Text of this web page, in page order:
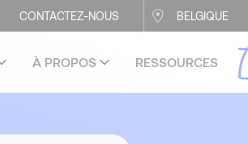
CONTACTEZ-NOUS BELGIQUE
À PROPOS RESSOURCES